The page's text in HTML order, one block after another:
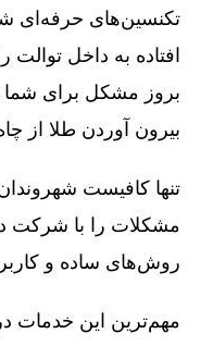
تکنسین‌های حرفه‌ای
افتاده به داخل توالت
بروز مشکل برای شما
بیرون آوردن طلا از
تنها کافیست
مشکلات را با شرکت
روش‌های ساده و
مهم‌ترین این خدمات